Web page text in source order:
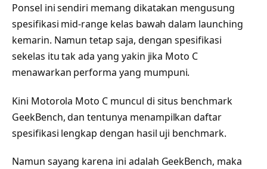
Ponsel ini sendiri memang dikatakan mengusung
spesifikasi mid-range kelas bawah dalam launching
kemarin. Namun tetap saja, dengan spesifikasi
sekelas itu tak ada yang yakin jika Moto C
menawarkan performa yang mumpuni.
Kini Motorola Moto C muncul di situs benchmark
GeekBench, dan tentunya menampilkan daftar
spesifikasi lengkap dengan hasil uji benchmark.
Namun sayang karena ini adalah GeekBench, maka